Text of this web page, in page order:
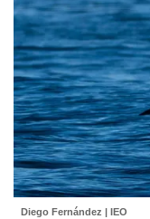
Diego Fernández | IEO